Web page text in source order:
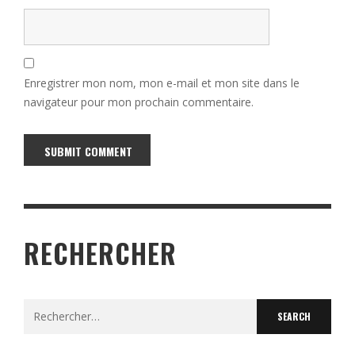
Enregistrer mon nom, mon e-mail et mon site dans le
navigateur pour mon prochain commentaire.
RECHERCHER